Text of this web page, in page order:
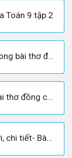
Toán 9 tập 2
Dàn ý so sánh hình ảnh người lính trong bài thơ đồng chí và bài thơ về tiểu đội xe không kính
So sánh hình ảnh người lính trong bài thơ đồng chí và bài thơ về tiểu đội xe không kính
Nghị luận Những ngôi sao xa xôi mới, chi tiết- Bài văn mẫu hay lớp 9